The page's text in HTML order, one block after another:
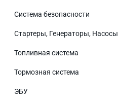
Система безопасности
Стартеры, Генераторы, Насосы
Топливная система
Тормозная система
ЭБУ